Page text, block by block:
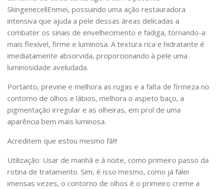
SkingenecellEnmei, possuindo uma ação restauradora
intensiva que ajuda a pele dessas áreas delicadas a
combater os sinais de envelhecimento e fadiga, tornando-a
mais flexível, firme e luminosa. A textura rica e hidratante é
imediatamente absorvida, proporcionando à pele uma
luminosidade aveludada.
Portanto, previne e melhora as rugas e a falta de firmeza no
contorno de olhos e lábios, melhora o aspeto baço, a
pigmentação irregular e as olheiras, em prol de uma
aparência bem mais luminosa.
Acreditem que estou mesmo fã!!!
Utilização: Usar de manhã e à noite, como primeiro passo da
rotina de tratamento. Sim, é isso mesmo, como já falei
imensas vezes, o contorno de olhos é o primeiro creme a